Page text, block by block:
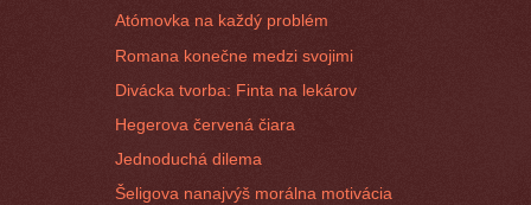
Atómovka na každý problém
Romana konečne medzi svojimi
Divácka tvorba: Finta na lekárov
Hegerova červená čiara
Jednoduchá dilema
Šeligova nanajvýš morálna motivácia